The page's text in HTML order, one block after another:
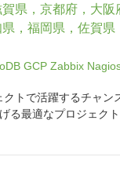
県，京都府，大阪
，福岡県，佐賀県
GCP Zabbix
ジェクトで活躍する
最適なプロジェクト